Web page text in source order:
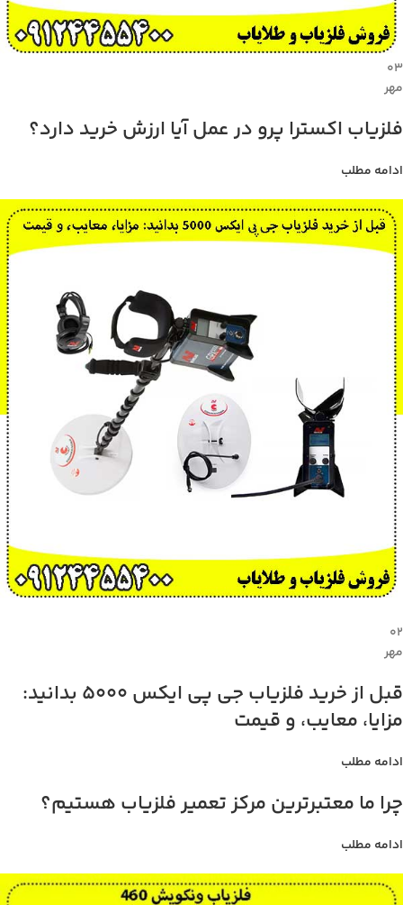
۰۳
مهر
فلزیاب اکسترا پرو در عمل آیا ارزش خرید دارد؟
ادامه مطلب
۰۲
مهر
قبل از خرید فلزیاب جی پی ایکس 5000 بدانید:
مزایا، معایب، و قیمت
ادامه مطلب
چرا ما معتبرترین مرکز تعمیر فلزیاب هستیم؟
ادامه مطلب